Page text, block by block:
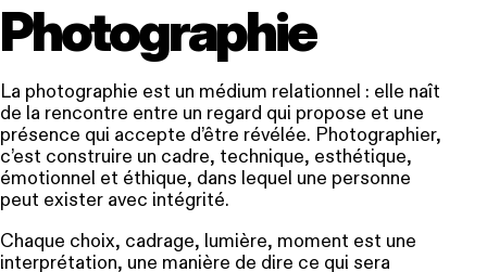
Photographie
La photographie est un médium relationnel : elle naît
de la rencontre entre un regard qui propose et une
présence qui accepte d’être révélée. Photographier,
c’est construire un cadre, technique, esthétique,
émotionnel et éthique, dans lequel une personne
peut exister avec intégrité.
Chaque choix, cadrage, lumière, moment est une
interprétation, une manière de dire ce qui sera